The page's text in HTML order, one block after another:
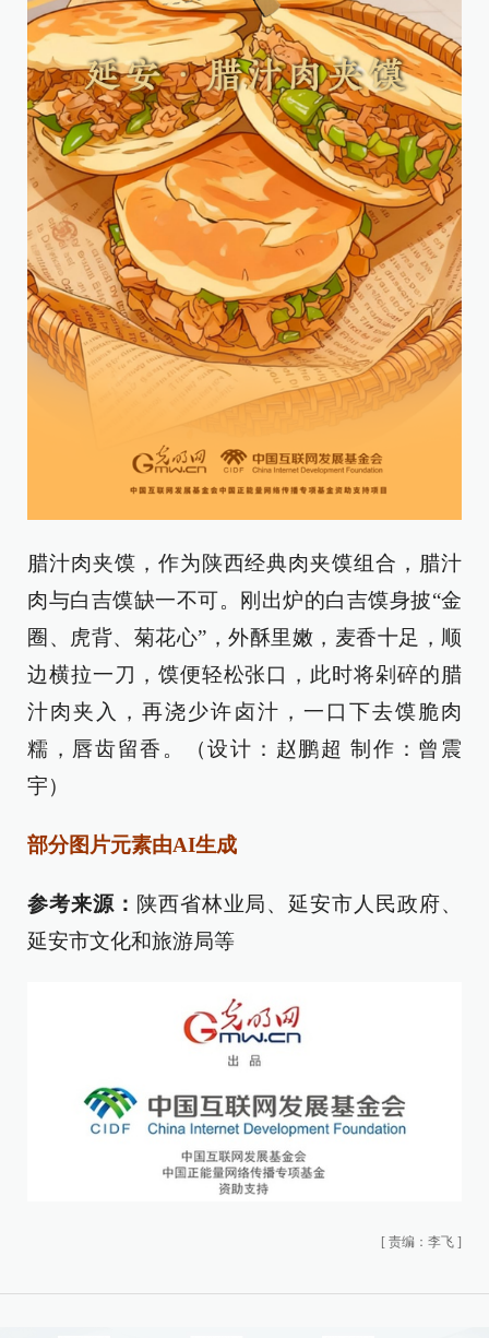
腊汁肉夹馍，作为陕西经典肉夹馍组合，腊汁
肉与白吉馍缺一不可。刚出炉的白吉馍身披“金
圈、虎背、菊花心”，外酥里嫩，麦香十足，顺
边横拉一刀，馍便轻松张口，此时将剁碎的腊
汁肉夹入，再浇少许卤汁，一口下去馍脆肉
糯，唇齿留香。（设计：赵鹏超 制作：曾震
宇）
部分图片元素由AI生成
参考来源： 陕西省林业局、延安市人民政府、
延安市文化和旅游局等
[ 责编：李飞 ]